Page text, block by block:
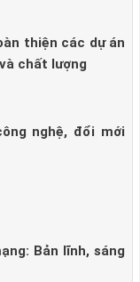
thiện các dự án
chất lượng
nghệ, đổi mới
Bản lĩnh, sáng